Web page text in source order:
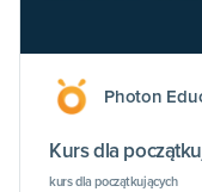
Photon
Kurs dla
kurs dla początkujących